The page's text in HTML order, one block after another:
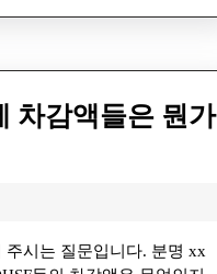
차감액들은 뭔가